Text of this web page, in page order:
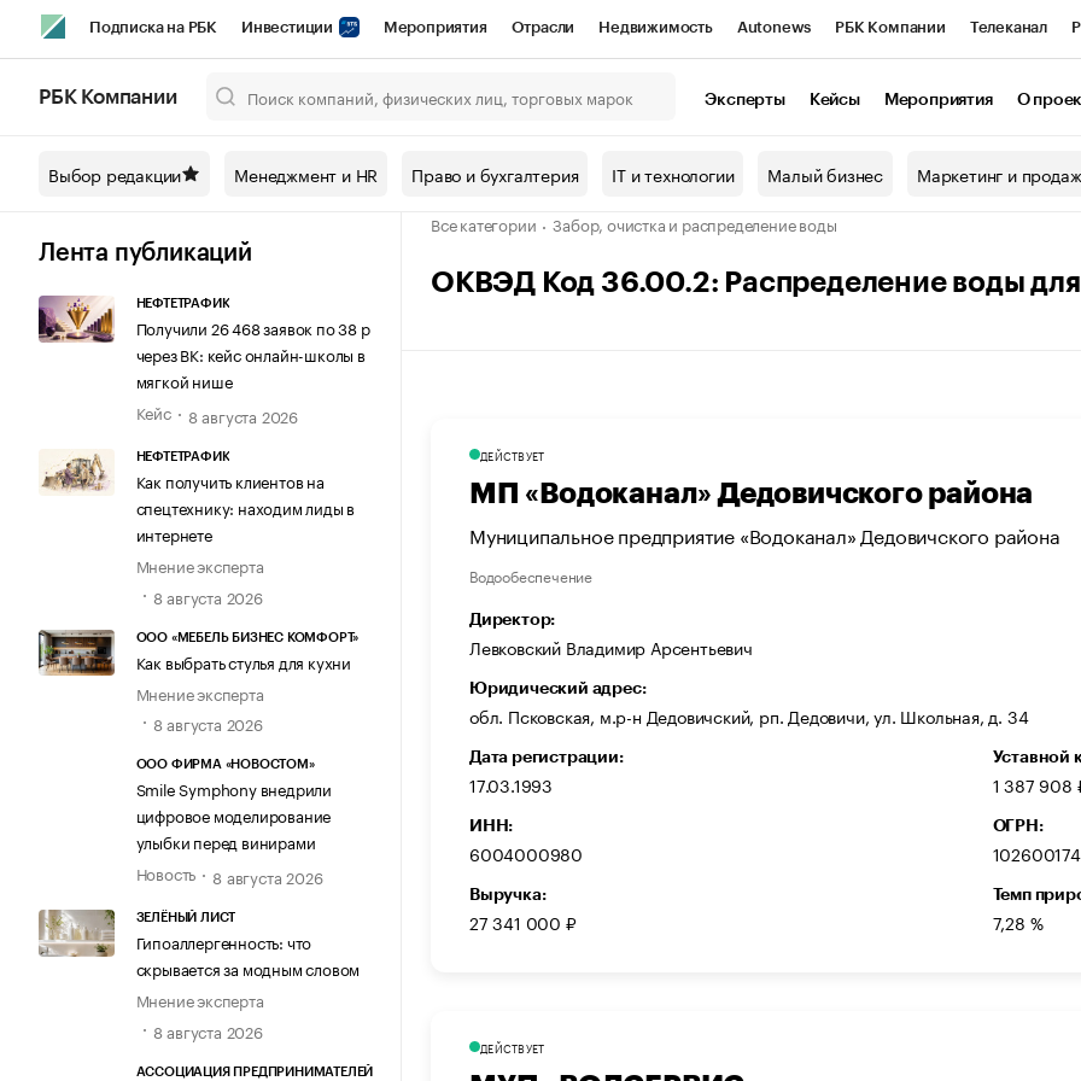
Подписка на РБК Инвестиции Мероприятия Отрасли Недвижимость Autonews РБК Компании Телеканал
Спецпроекты СПб Конференции СПб Спецпроекты Проверка контрагентов
Технологии и медиа
РБК Компании Эксперты Кейсы Мероприятия О
Выбор редакции Менеджмент и HR Право и бухгалтерия IT и технологии Малый бизнес Маркетинг и
Лента публикаций
НЕФТЕТРАФИК
Получили 26 468 заявок по 38 р
через ВК: кейс онлайн-школы в
мягкой нише
Кейс
8 августа 2026
НЕФТЕТРАФИК
Как получить клиентов на
спецтехнику: находим лиды в
интернете
Мнение эксперта
8 августа 2026
ООО «МЕБЕЛЬ БИЗНЕС КОМФОРТ»
Как выбрать стулья для кухни
Мнение эксперта
8 августа 2026
ООО ФИРМА «НОВОСТОМ»
Smile Symphony внедрили
цифровое моделирование
улыбки перед винирами
Новость
8 августа 2026
ЗЕЛЁНЫЙ ЛИСТ
Гипоаллергенность: что
скрывается за модным словом
Мнение эксперта
8 августа 2026
АССОЦИАЦИЯ ПРЕДПРИНИМАТЕЛЕЙ
Все категории Забор, очистка и распределение воды
ОКВЭД Код 36.00.2: Распределение воды
ДЕЙСТВУЕТ
МП «Водоканал» Дедовичского района
Муниципальное предприятие «Водоканал» Дедовичского района
Водообеспечение
Директор:
Левковский Владимир Арсентьевич
Юридический адрес:
обл. Псковская, м.р-н Дедовичский, рп. Дедовичи, ул. Школьная, д. 34
Дата регистрации:
17.03.1993
Уставной
1 387 908
ИНН:
6004000980
ОГРН:
Выручка:
27 341 000 ₽
Темп
7,28 %
ДЕЙСТВУЕТ